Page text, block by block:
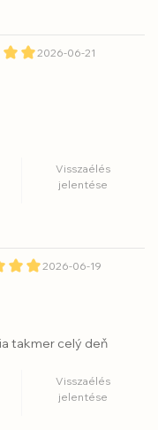
2026-06-21
Visszaélés
jelentése
2026-06-19
takmer celý deň
Visszaélés
jelentése